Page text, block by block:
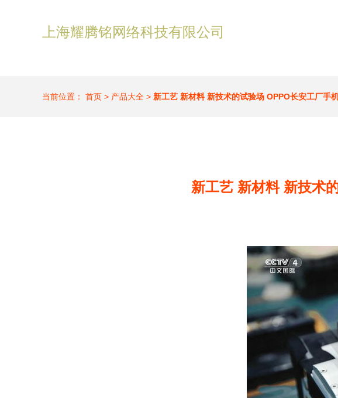
上海耀腾铭网络科技有限公司
当前位置： 首页 > 产品大全 > 新工艺 新材料 新技术的试验场 OPPO长安工厂手
新工艺 新材料 新技术